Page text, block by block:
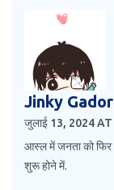
Jinky
जुलाई 13, 2024
आस्ल में जनता को फिर
शुरू होने में.